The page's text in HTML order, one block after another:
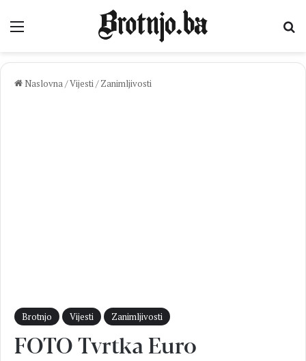
Izbornik
Naslovna/Vijesti/ Zanimljivosti
Brotnjo Vijesti Zanimljivosti
FOTO Tvrtka Euro